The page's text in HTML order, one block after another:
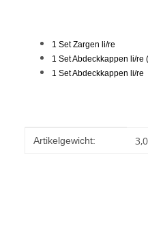
1 Set Zargen li/re
1 Set Abdeckkappen li/
1 Set Abdeckkappen li/re
Produkteigenschaft
Wert
Artikelgewicht: